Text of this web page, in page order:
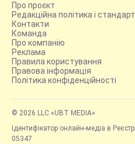
Про проєкт
Редакційна політика і
Контакти
Команда
Про компанію
Реклама
Правила користування
Правова інформація
Політика конфіденційності
© 2026 LLC «UBT MEDIA»
Ідентифікатор онлайн-медіа в
05347